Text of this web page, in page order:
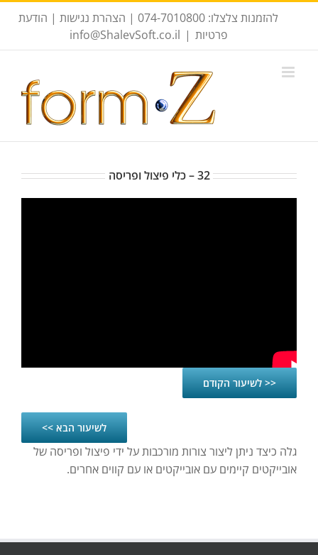
להזמנות צלצלו: 074-7010800 | הצהרת נגישות | הודעת
פרטיות |
info@ShalevSoft.co.il
32 – כלי פיצול ופריסה
<< לשיעור הקודם
לשיעור הבא >>
גלה כיצד ניתן ליצור צורות מורכבות על ידי פיצול ופריסה של
אובייקטים קיימים עם אובייקטים או עם קווים אחרים.